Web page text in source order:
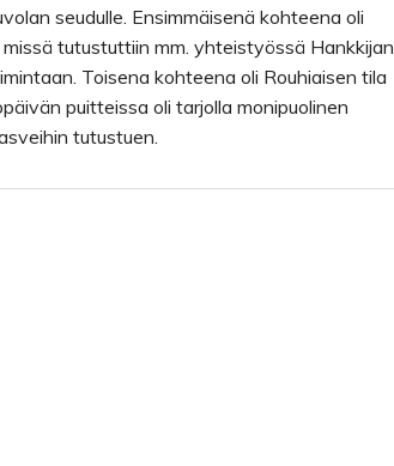
seudulle. Ensimmäisenä kohteena oli
missä tutustuttiin mm. yhteistyössä Hankkijan
Toisena kohteena oli Rouhiaisen tila
puitteissa oli tarjolla monipuolinen
tutustuen.